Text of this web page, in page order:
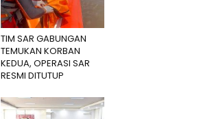
TIM SAR GABUNGAN
TEMUKAN KORBAN
KEDUA, OPERASI SAR
RESMI DITUTUP